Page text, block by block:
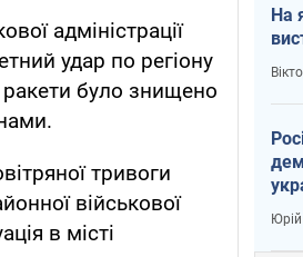
адміністрації
удар по регіону
було знищено
тривоги
військової
в місті
На